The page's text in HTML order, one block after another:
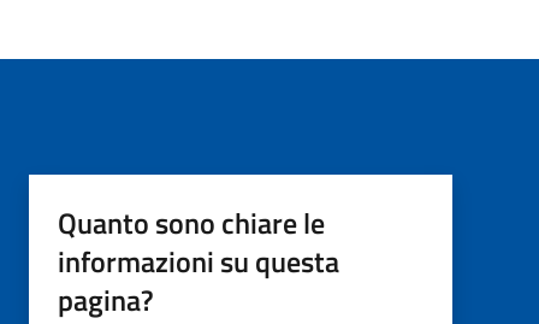
Quanto sono chiare le
informazioni su questa
pagina?